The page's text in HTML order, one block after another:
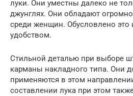
луки. Они уместны далеко не
джунглях. Они обладают
среди женщин. Обусловлено это
удобством.
Стильной деталью при выборе
карманы накладного типа. Они
применяются в этом
составлении лука при этом